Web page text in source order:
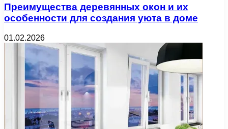
Преимущества деревянных окон и их
особенности для создания уюта в доме
01.02.2026